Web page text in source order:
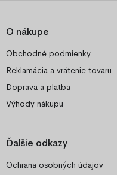
O nákupe
Obchodné podmienky
Reklamácia a vrátenie tovaru
Doprava a platba
Výhody nákupu
Ďalšie odkazy
Ochrana osobných údajov